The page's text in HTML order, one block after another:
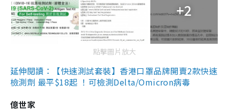
+2
點擊圖片放大
延伸閱讀：【快速測試套裝】香港口罩品牌開賣2款快速
檢測劑 最平$18起 ！可檢測Delta/Omicron病毒
億世家